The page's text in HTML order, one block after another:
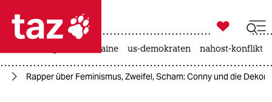
 taz zahl ich
taz zahl ich

taz zahl ich
krieg in der ukraine us-demokraten nahost-konflikt
Rapper über Feminismus, Zweifel, Scham: Conny und die